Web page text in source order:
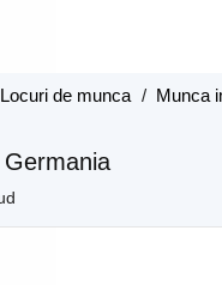
Locuri de munca / Munca